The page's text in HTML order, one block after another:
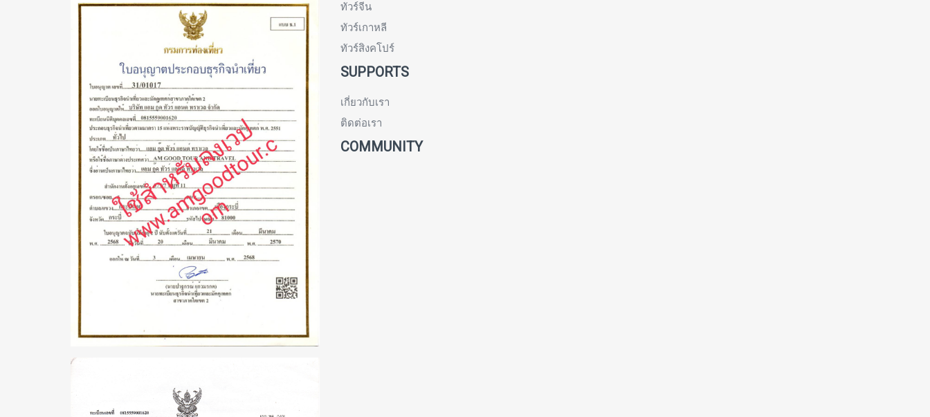
ทัวร์จีน
ทัวร์เกาหลี
ทัวร์สิงคโปร์
SUPPORTS
เกี่ยวกับเรา
ติดต่อเรา
COMMUNITY